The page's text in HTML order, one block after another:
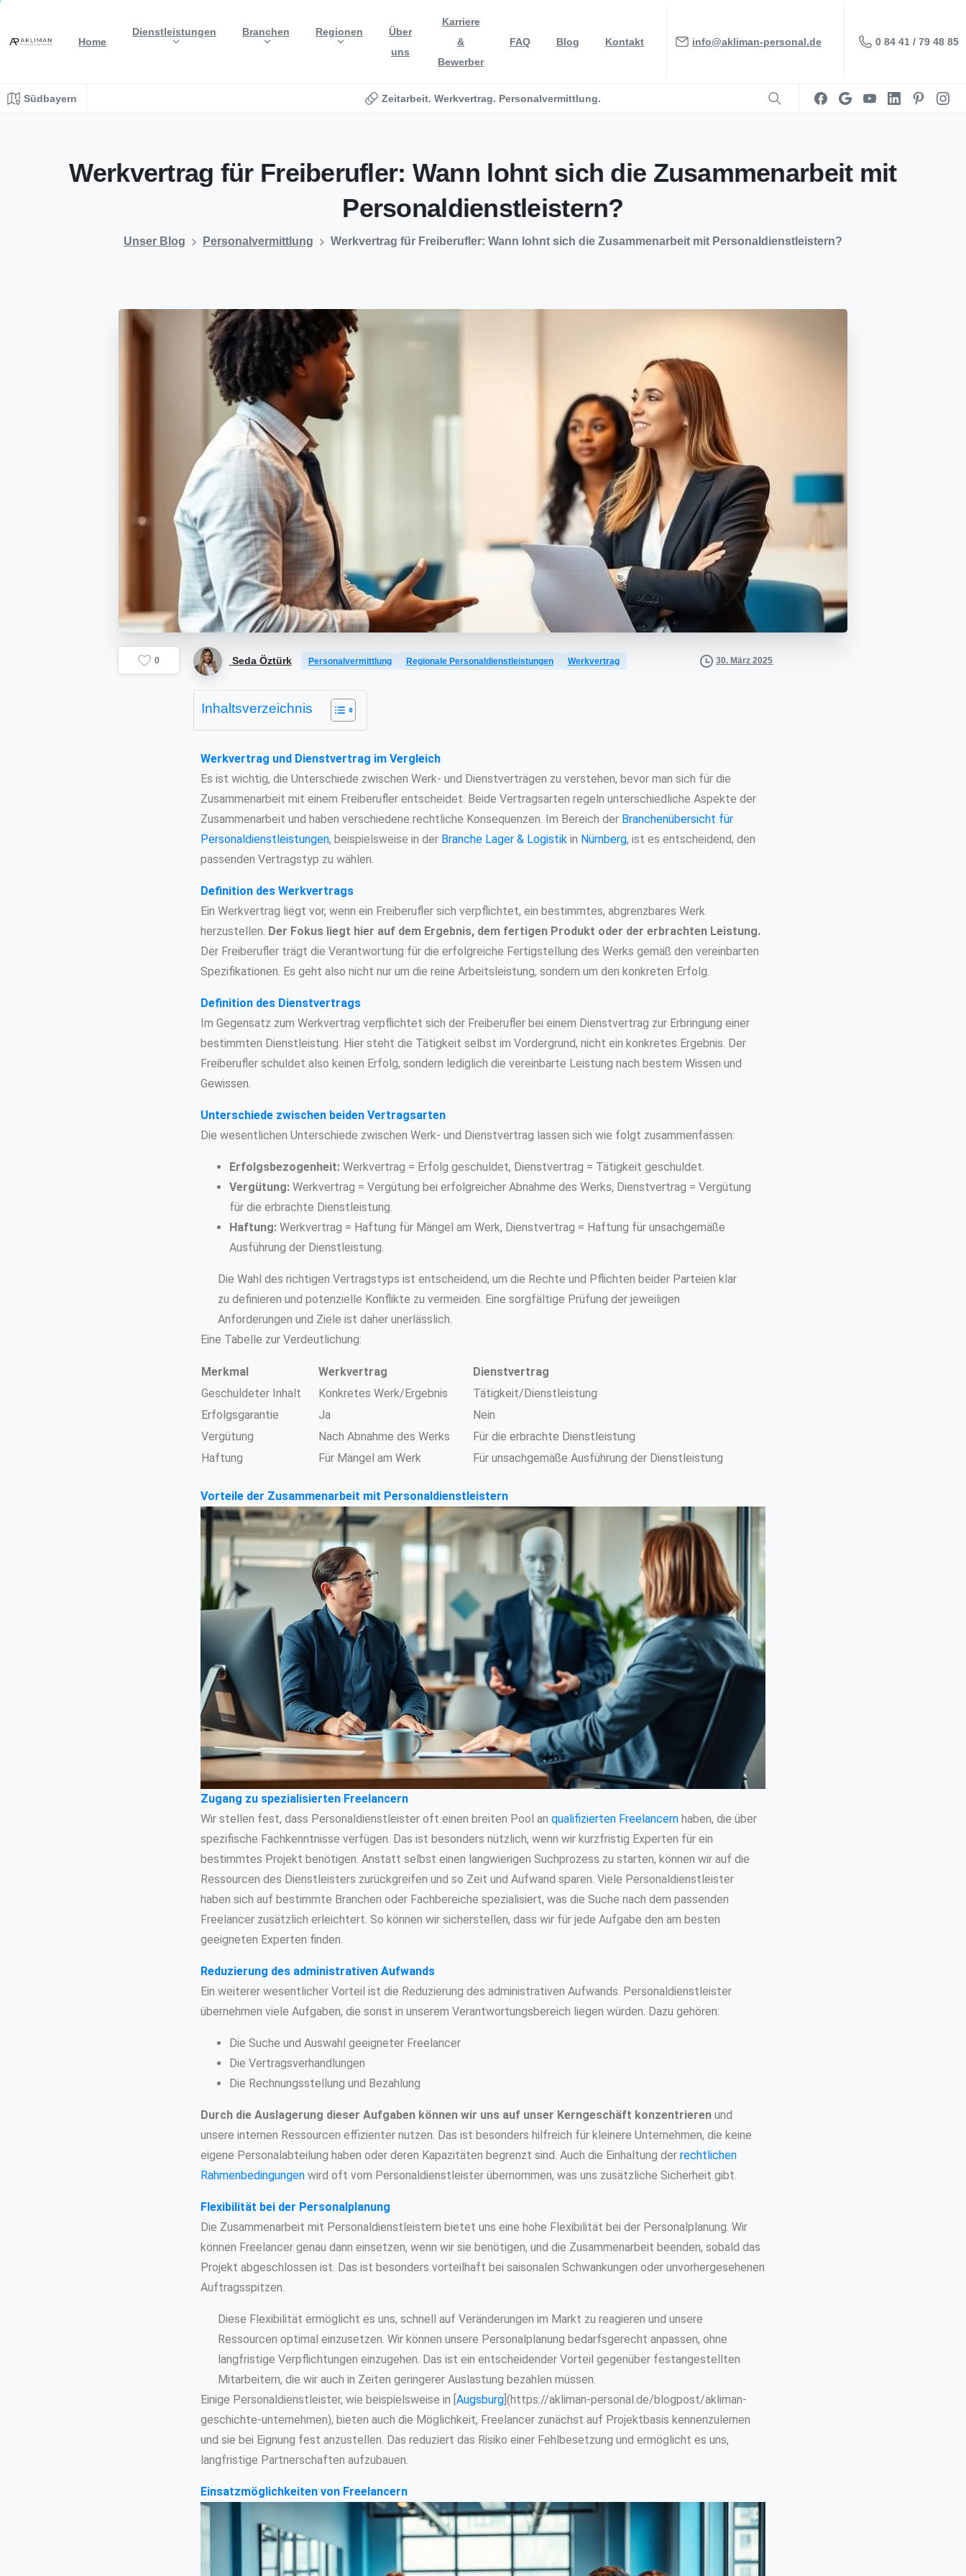
Home
Dienstleistungen Branchen Regionen
Über
uns
Karriere
&
Bewerber
FAQ Blog Kontakt info@akliman-personal.de 0 84 41 / 79 48 85
Südbayern Zeitarbeit. Werkvertrag. Personalvermittlung.
Werkvertrag für Freiberufler: Wann lohnt sich die Zusammenarbeit mit
Personaldienstleistern?
Unser Blog Personalvermittlung Werkvertrag für Freiberufler: Wann lohnt sich die Zusammenarbeit mit Personaldienstleistern?
0 Seda Öztürk Personalvermittlung Regionale Personaldienstleistungen Werkvertrag 30. März 2025
Inhaltsverzeichnis
Werkvertrag und Dienstvertrag im Vergleich
Es ist wichtig, die Unterschiede zwischen Werk- und Dienstverträgen zu verstehen, bevor man sich für die
Zusammenarbeit mit einem Freiberufler entscheidet. Beide Vertragsarten regeln unterschiedliche Aspekte der
Zusammenarbeit und haben verschiedene rechtliche Konsequenzen. Im Bereich der Branchenübersicht für
Personaldienstleistungen, beispielsweise in der Branche Lager & Logistik in Nürnberg, ist es entscheidend, den
passenden Vertragstyp zu wählen.
Definition des Werkvertrags
Ein Werkvertrag liegt vor, wenn ein Freiberufler sich verpflichtet, ein bestimmtes, abgrenzbares Werk
herzustellen. Der Fokus liegt hier auf dem Ergebnis, dem fertigen Produkt oder der erbrachten Leistung.
Der Freiberufler trägt die Verantwortung für die erfolgreiche Fertigstellung des Werks gemäß den vereinbarten
Spezifikationen. Es geht also nicht nur um die reine Arbeitsleistung, sondern um den konkreten Erfolg.
Definition des Dienstvertrags
Im Gegensatz zum Werkvertrag verpflichtet sich der Freiberufler bei einem Dienstvertrag zur Erbringung einer
bestimmten Dienstleistung. Hier steht die Tätigkeit selbst im Vordergrund, nicht ein konkretes Ergebnis. Der
Freiberufler schuldet also keinen Erfolg, sondern lediglich die vereinbarte Leistung nach bestem Wissen und
Gewissen.
Unterschiede zwischen beiden Vertragsarten
Die wesentlichen Unterschiede zwischen Werk- und Dienstvertrag lassen sich wie folgt zusammenfassen:
Erfolgsbezogenheit:Werkvertrag = Erfolg geschuldet, Dienstvertrag = Tätigkeit geschuldet.
Vergütung:Werkvertrag = Vergütung bei erfolgreicher Abnahme des Werks, Dienstvertrag = Vergütung
für die erbrachte Dienstleistung.
Haftung:Werkvertrag = Haftung für Mängel am Werk, Dienstvertrag = Haftung für unsachgemäße
Ausführung der Dienstleistung.
Die Wahl des richtigen Vertragstyps ist entscheidend, um die Rechte und Pflichten beider Parteien klar
zu definieren und potenzielle Konflikte zu vermeiden. Eine sorgfältige Prüfung der jeweiligen
Anforderungen und Ziele ist daher unerlässlich.
Eine Tabelle zur Verdeutlichung:
Merkmal Werkvertrag
Dienstvertrag
Geschuldeter Inhalt
Konkretes Werk/Ergebnis
Tätigkeit/Dienstleistung
Erfolgsgarantie
Ja
Nein
Vergütung
Nach Abnahme des Werks
Für die erbrachte Dienstleistung
Haftung
Für Mängel am Werk Für unsachgemäße Ausführung der Dienstleistung
Vorteile der Zusammenarbeit mit Personaldienstleistern
Zugang zu spezialisierten Freelancern
Wir stellen fest, dass Personaldienstleister oft einen breiten Pool an qualifizierten Freelancernhaben, die über
spezifische Fachkenntnisse verfügen. Das ist besonders nützlich, wenn wir kurzfristig Experten für ein
bestimmtes Projekt benötigen. Anstatt selbst einen langwierigen Suchprozess zu starten, können wir auf die
Ressourcen des Dienstleisters zurückgreifen und so Zeit und Aufwand sparen. Viele Personaldienstleister
haben sich auf bestimmte Branchen oder Fachbereiche spezialisiert, was die Suche nach dem passenden
Freelancer zusätzlich erleichtert. So können wir sicherstellen, dass wir für jede Aufgabe den am besten
geeigneten Experten finden.
Reduzierung des administrativen Aufwands
Ein weiterer wesentlicher Vorteil ist die Reduzierung des administrativen Aufwands. Personaldienstleister
übernehmen viele Aufgaben, die sonst in unserem Verantwortungsbereich liegen würden. Dazu gehören:
Die Suche und Auswahl geeigneter Freelancer
Die Vertragsverhandlungen
Die Rechnungsstellung und Bezahlung
Durch die Auslagerung dieser Aufgaben können wir uns auf unser Kerngeschäft konzentrierenund
unsere internen Ressourcen effizienter nutzen. Das ist besonders hilfreich für kleinere Unternehmen, die keine
eigene Personalabteilung haben oder deren Kapazitäten begrenzt sind. Auch die Einhaltung der rechtlichen
Rahmenbedingungenwird oft vom Personaldienstleister übernommen, was uns zusätzliche Sicherheit gibt.
Flexibilität bei der Personalplanung
Die Zusammenarbeit mit Personaldienstleistern bietet uns eine hohe Flexibilität bei der Personalplanung. Wir
können Freelancer genau dann einsetzen, wenn wir sie benötigen, und die Zusammenarbeit beenden, sobald das
Projekt abgeschlossen ist. Das ist besonders vorteilhaft bei saisonalen Schwankungen oder unvorhergesehenen
Auftragsspitzen.
Diese Flexibilität ermöglicht es uns, schnell auf Veränderungen im Markt zu reagieren und unsere
Ressourcen optimal einzusetzen. Wir können unsere Personalplanung bedarfsgerecht anpassen, ohne
langfristige Verpflichtungen einzugehen. Das ist ein entscheidender Vorteil gegenüber festangestellten
Mitarbeitern, die wir auch in Zeiten geringerer Auslastung bezahlen müssen.
Einige Personaldienstleister, wie beispielsweise in [ Augsburg](https://akliman-personal.de/blogpost/akliman-
geschichte-unternehmen), bieten auch die Möglichkeit, Freelancer zunächst auf Projektbasis kennenzulernen
und sie bei Eignung fest anzustellen. Das reduziert das Risiko einer Fehlbesetzung und ermöglicht es uns,
langfristige Partnerschaften aufzubauen.
Einsatzmöglichkeiten von Freelancern